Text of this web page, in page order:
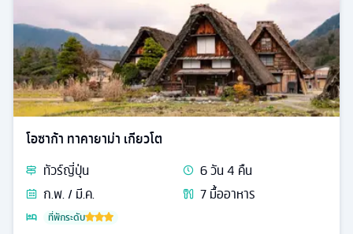
โอซาก้า ทาคายาม่า เกียวโต
ทัวร์ญี่ปุ่น 6วัน4 คืน
ก.พ. / มี.ค.
7มื้ออาหาร
ที่พักระดับ